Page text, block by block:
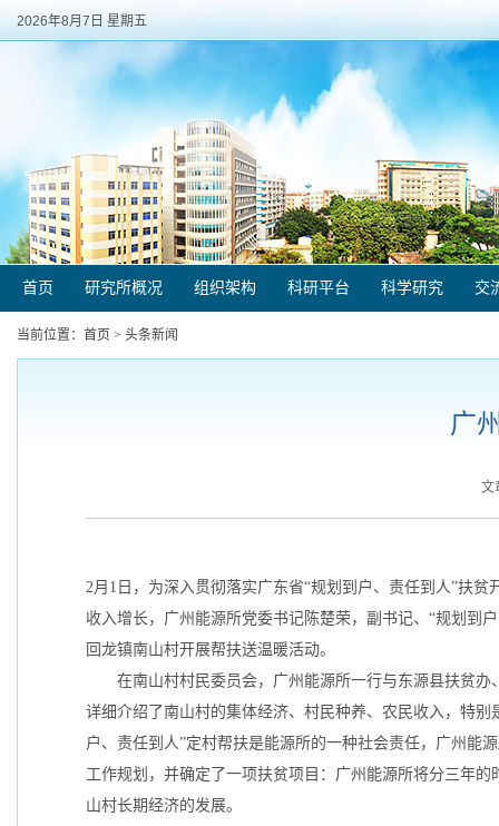
2026年8月7日 星期五
首页 研究所概况 组织架构 科研平台 科学研究 交
当前位置： 首页 > 头条新闻
广
文
2月1日，为深入贯彻落实广东省“规划到户、责任到人”扶
收入增长，广州能源所党委书记陈楚荣，副书记、“规划到
回龙镇南山村开展帮扶送温暖活动。
在南山村村民委员会，广州能源所一行与东源县扶贫办
详细介绍了南山村的集体经济、村民种养、农民收入，特
户、责任到人”定村帮扶是能源所的一种社会责任，广州能
工作规划，并确定了一项扶贫项目：广州能源所将分三年
山村长期经济的发展。